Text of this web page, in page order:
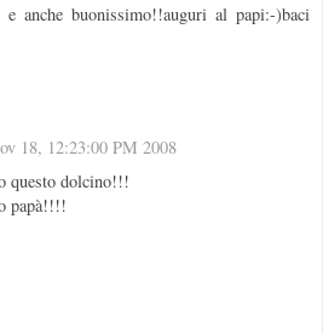
anche buonissimo!!auguri al papi:-)baci
18, 12:23:00 PM 2008
questo dolcino!!!
papà!!!!